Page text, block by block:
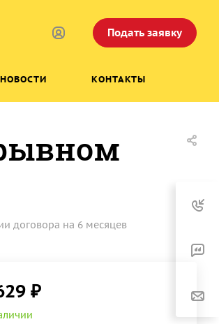
Подать заявку
НОВОСТИ КОНТАКТЫ
договора на 6 месяцев
₽